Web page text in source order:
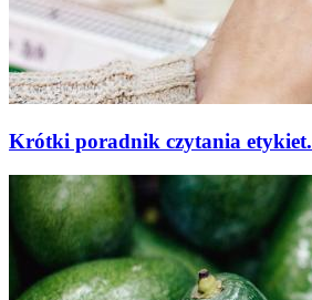
Krótki poradnik czytania etykiet.